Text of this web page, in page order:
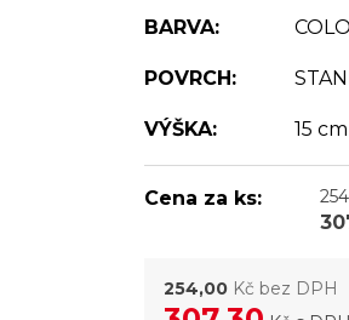
BARVA:
POVRCH:
VÝŠKA: 15 cm
Cena za ks:
254,00 Kč bez DPH